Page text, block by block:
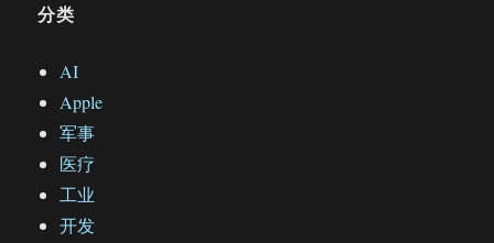
分类
AI
Apple
军事
医疗
工业
开发